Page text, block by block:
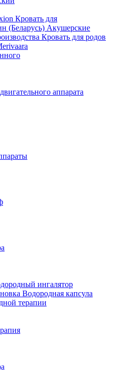
Кровать для
(Беларусь) Акушерские
Кровать для родов
аппарата
ингалятор
Водородная капсула
терапии